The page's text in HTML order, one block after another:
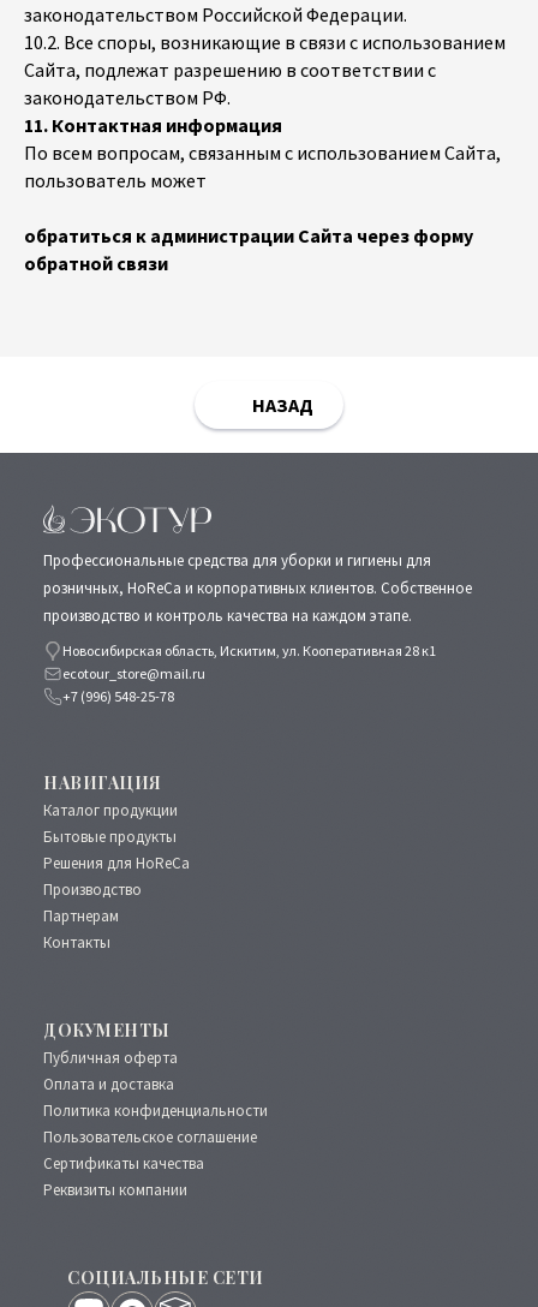
законодательством Российской Федерации.
10.2. Все споры, возникающие в связи с использованием
Сайта, подлежат разрешению в соответствии с
законодательством РФ.
11. Контактная информация
По всем вопросам, связанным с использованием Сайта,
пользователь может
обратиться к администрации Сайта через форму
обратной связи
НАЗАД
Профессиональные средства для уборки и гигиены для
розничных, HoReCa и корпоративных клиентов. Собственное
производство и контроль качества на каждом этапе.
Новосибирская область, Искитим, ул. Кооперативная 28 к1
ecotour_store@mail.ru
+7 (996) 548-25-78
НАВИГАЦИЯ
Каталог продукции
Бытовые продукты
Решения для HoReCa
Производство
Партнерам
Контакты
ДОКУМЕНТЫ
Публичная оферта
Оплата и доставка
Политика конфиденциальности
Пользовательское соглашение
Сертификаты качества
Реквизиты компании
СОЦИАЛЬНЫЕ СЕТИ